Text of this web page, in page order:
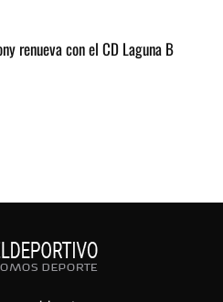
renueva con el CD Laguna B